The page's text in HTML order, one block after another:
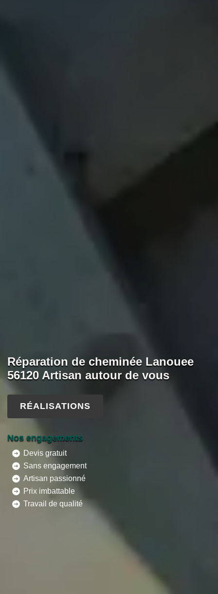
Réparation de cheminée Lanouee
56120 Artisan autour de vous
RÉALISATIONS
Nos engagements
Devis gratuit
Sans engagement
Artisan passionné
Prix imbattable
Travail de qualité